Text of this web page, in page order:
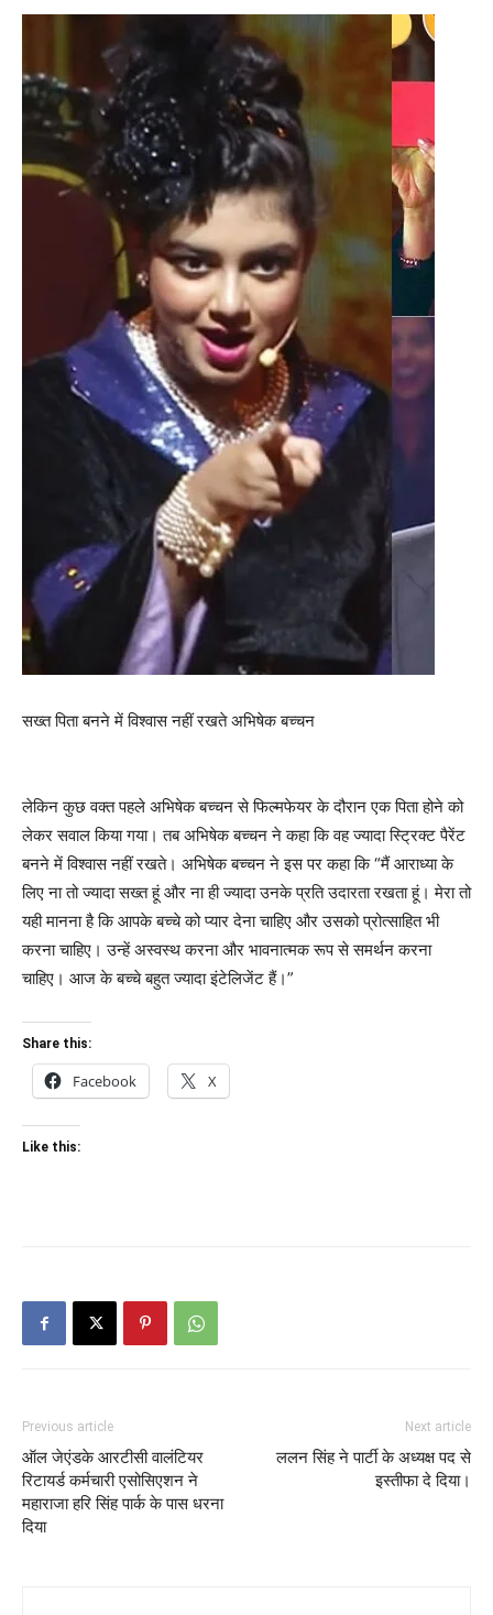
सख्त पिता बनने में विश्वास नहीं रखते अभिषेक बच्चन
लेकिन कुछ वक्त पहले अभिषेक बच्चन से फिल्मफेयर के दौरान एक पिता होने को
लेकर सवाल किया गया। तब अभिषेक बच्चन ने कहा कि वह ज्यादा स्ट्रिक्ट पैरेंट
बनने में विश्वास नहीं रखते। अभिषेक बच्चन ने इस पर कहा कि “मैं आराध्या के
लिए ना तो ज्यादा सख्त हूं और ना ही ज्यादा उनके प्रति उदारता रखता हूं। मेरा तो
यही मानना है कि आपके बच्चे को प्यार देना चाहिए और उसको प्रोत्साहित भी
करना चाहिए। उन्हें अस्वस्थ करना और भावनात्मक रूप से समर्थन करना
चाहिए। आज के बच्चे बहुत ज्यादा इंटेलिजेंट हैं।”
Share this:
Facebook X
Like this:
Previous article
ऑल जेएंडके आरटीसी वालंटियर
रिटायर्ड कर्मचारी एसोसिएशन ने
महाराजा हरि सिंह पार्क के पास धरना
दिया
Next article
ललन सिंह ने पार्टी के अध्यक्ष पद से
इस्तीफा दे दिया।